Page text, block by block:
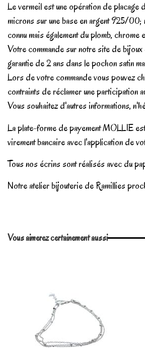
Le vermeil est une opération de
microns sur une base en argent 925/
connu mais également du plomb,
Votre commande sur notre site de
garantie de 2 ans dans le pochon satin
Lors de votre commande vous pouvez
contraints de réclamer une participation
Vous souhaitez d'autres informations,
La plate-forme de payement MOLLIE
virement bancaire avec l'application de
Tous nos écrins sont réalisés avec du
Notre atelier bijouterie de Ramillies
Vous aimerez certainement aussi